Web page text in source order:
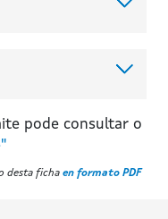
pode consultar o
desta ficha en formato PDF